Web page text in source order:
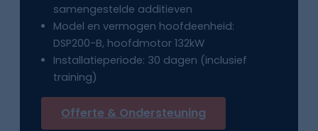
samengestelde additieven
Model en vermogen hoofdeenheid:
DSP200-B, hoofdmotor 132kW
Installatieperiode: 30 dagen (inclusief
training)
Offerte & Ondersteuning